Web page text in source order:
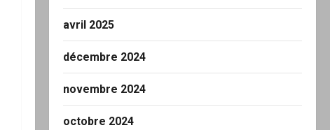
avril 2025
décembre 2024
novembre 2024
octobre 2024